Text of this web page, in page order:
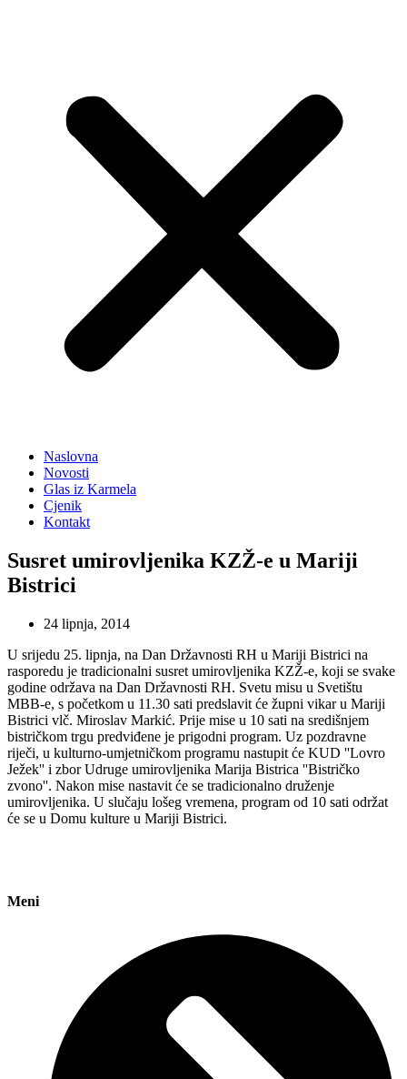
Naslovna
Novosti
Glas iz Karmela
Cjenik
Kontakt
Susret umirovljenika KZŽ-e u Mariji
Bistrici
24 lipnja, 2014
U srijedu 25. lipnja, na Dan Državnosti RH u Mariji Bistrici na
rasporedu je tradicionalni susret umirovljenika KZŽ-e, koji se svake
godine održava na Dan Državnosti RH. Svetu misu u Svetištu
MBB-e, s početkom u 11.30 sati predslavit će župni vikar u Mariji
Bistrici vlč. Miroslav Markić. Prije mise u 10 sati na središnjem
bistričkom trgu predviđene je prigodni program. Uz pozdravne
riječi, u kulturno-umjetničkom programu nastupit će KUD ''Lovro
Ježek'' i zbor Udruge umirovljenika Marija Bistrica ''Bistričko
zvono''. Nakon mise nastavit će se tradicionalno druženje
umirovljenika. U slučaju lošeg vremena, program od 10 sati održat
će se u Domu kulture u Mariji Bistrici.
Meni